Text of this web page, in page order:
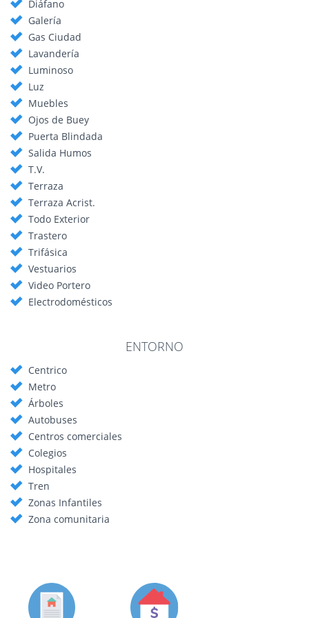
Diáfano
Galería
Gas Ciudad
Lavandería
Luminoso
Luz
Muebles
Ojos de Buey
Puerta Blindada
Salida Humos
T.V.
Terraza
Terraza Acrist.
Todo Exterior
Trastero
Trifásica
Vestuarios
Video Portero
Electrodomésticos
ENTORNO
Centrico
Metro
Árboles
Autobuses
Centros comerciales
Colegios
Hospitales
Tren
Zonas Infantiles
Zona comunitaria